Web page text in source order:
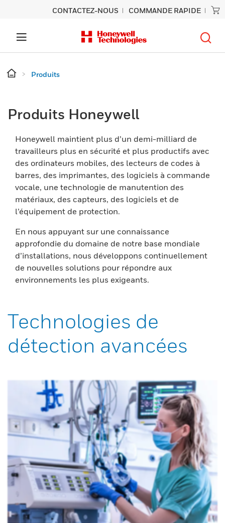
CONTACTEZ-NOUS COMMANDE RAPIDE
Produits
Produits Honeywell
Honeywell maintient plus d’un demi-milliard de
travailleurs plus en sécurité et plus productifs avec
des ordinateurs mobiles, des lecteurs de codes à
barres, des imprimantes, des logiciels à commande
vocale, une technologie de manutention des
matériaux, des capteurs, des logiciels et de
l’équipement de protection.
En nous appuyant sur une connaissance
approfondie du domaine de notre base mondiale
d’installations, nous développons continuellement
de nouvelles solutions pour répondre aux
environnements les plus exigeants.
Technologies de
détection avancées